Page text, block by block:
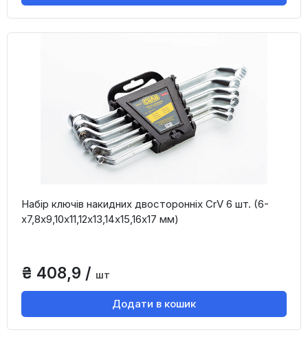
Набір ключів накидних двосторонніх CrV 6 шт. (6-
х7,8х9,10х11,12х13,14х15,16х17 мм)
₴ 408,9 / шт
Додати в кошик